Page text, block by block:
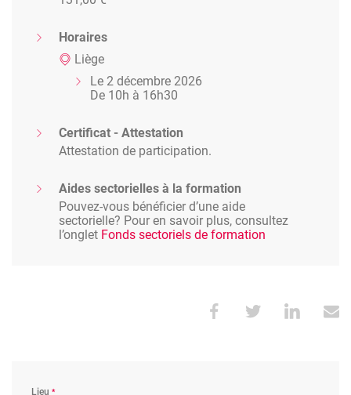
Horaires
Liège
Le 2 décembre 2026
De 10h à 16h30
Certificat - Attestation
Attestation de participation.
Aides sectorielles à la formation
Pouvez-vous bénéficier d’une aide
sectorielle? Pour en savoir plus, consultez
l’onglet Fonds sectoriels de formation
Lieu